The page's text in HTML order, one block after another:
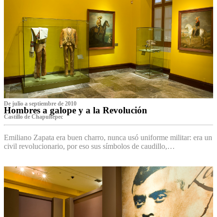
De julio a septiembre de 2010
Hombres a galope y a la Revolución
Castillo de Chapultepec
Emiliano Zapata era buen charro, nunca usó uniforme militar: era un
civil revolucionario, por eso sus símbolos de caudillo,…